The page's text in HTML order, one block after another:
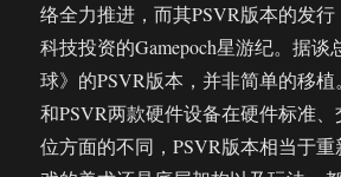
络全力推进，而其PSVR版本的发
科技投资的Gamepoch星游纪。据谈
球》的PSVR版本，并非简单的移
和PSVR两款硬件设备在硬件标准
位方面的不同，PSVR版本相当于